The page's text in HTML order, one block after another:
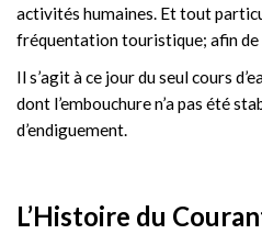
activités humaines. Et tout
fréquentation touristique; afin de
Il s’agit à ce jour du seul cours
dont l’embouchure n’a pas été
d’endiguement.
L’Histoire du